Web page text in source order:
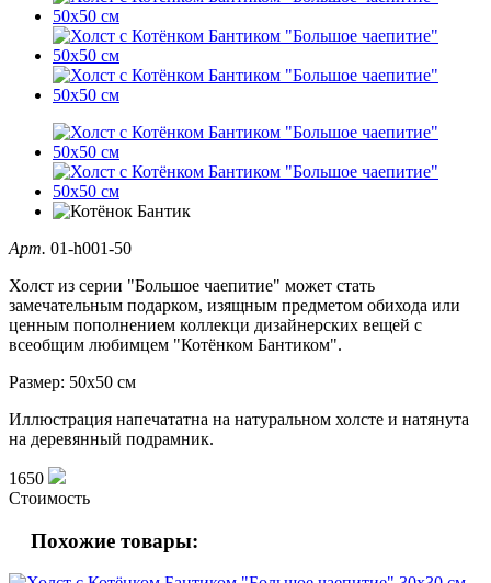
Арт. 01-h001-50
Холст из серии "Большое чаепитие" может стать
замечательным подарком, изящным предметом обихода или
ценным пополнением коллекци дизайнерских вещей с
всеобщим любимцем "Котёнком Бантиком".
Размер: 50х50 см
Иллюстрация напечататна на натуральном холсте и натянута
на деревянный подрамник.
1650
Стоимость
Похожие товары: